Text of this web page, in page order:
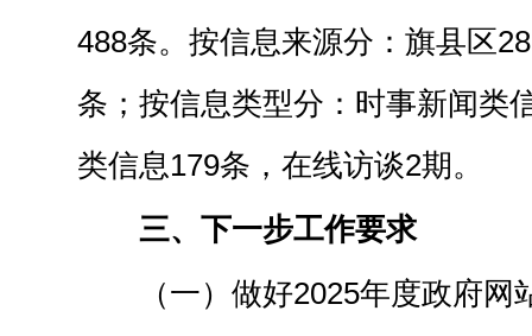
488条。按信息来源分：旗县区
条；按信息类型分：时事新闻类
类信息179条，在线访谈2期。
三、下一步工作要求
（一）做好2025年度政府